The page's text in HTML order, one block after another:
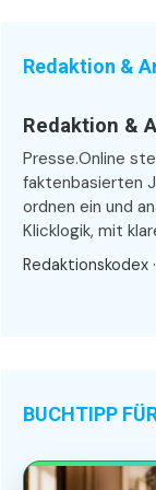
Redaktion &
Redaktion &
Presse.Online
faktenbasierten
ordnen ein und
Klicklogik, mit
Redaktionskodex ·
BUCHTIPP